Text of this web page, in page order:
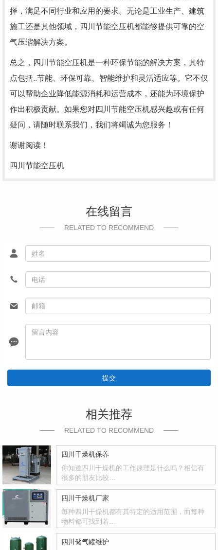
择，满足不同行业和应用的要求。无论是工业生产、建筑
施工还是其他领域，四川节能空压机都能够提供可靠的空
气压缩解决方案。
总之，四川节能空压机是一种环保节能的解决方案，其特
点包括..节能、环保可靠、智能维护和灵活适应等。它不仅
可以帮助企业降低能源消耗和运营成本，还能为环境保护
作出积极贡献。如果您对四川节能空压机感兴趣或有任何
疑问，请随时联系我们，我们将竭诚为您服务！
谢谢阅读！
四川节能空压机
在线留言
RELATED TO RECOMMEND
提交
相关推荐
RELATED TO RECOMMEND
四川干燥机保养
你知道四川干燥机的工作原理是什么吗？相信有
很多的朋友比较…
四川干燥机厂家
每种四川干燥机都有其特定的适用范围，而每种
物料都可找到若…
四川储气罐维护